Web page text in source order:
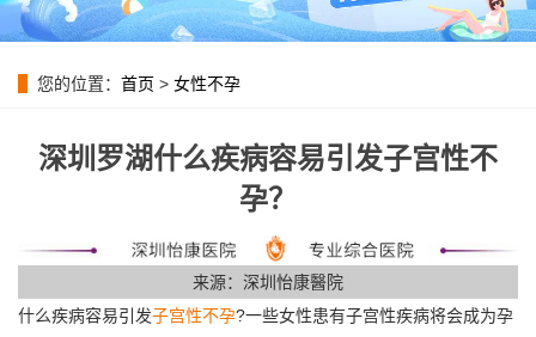
您的位置： 首页 > 女性不孕
深圳罗湖什么疾病容易引发子宫性不
孕？
来源：深圳怡康醫院
什么疾病容易引发子宫性不孕?一些女性患有子宫性疾病将会成为孕